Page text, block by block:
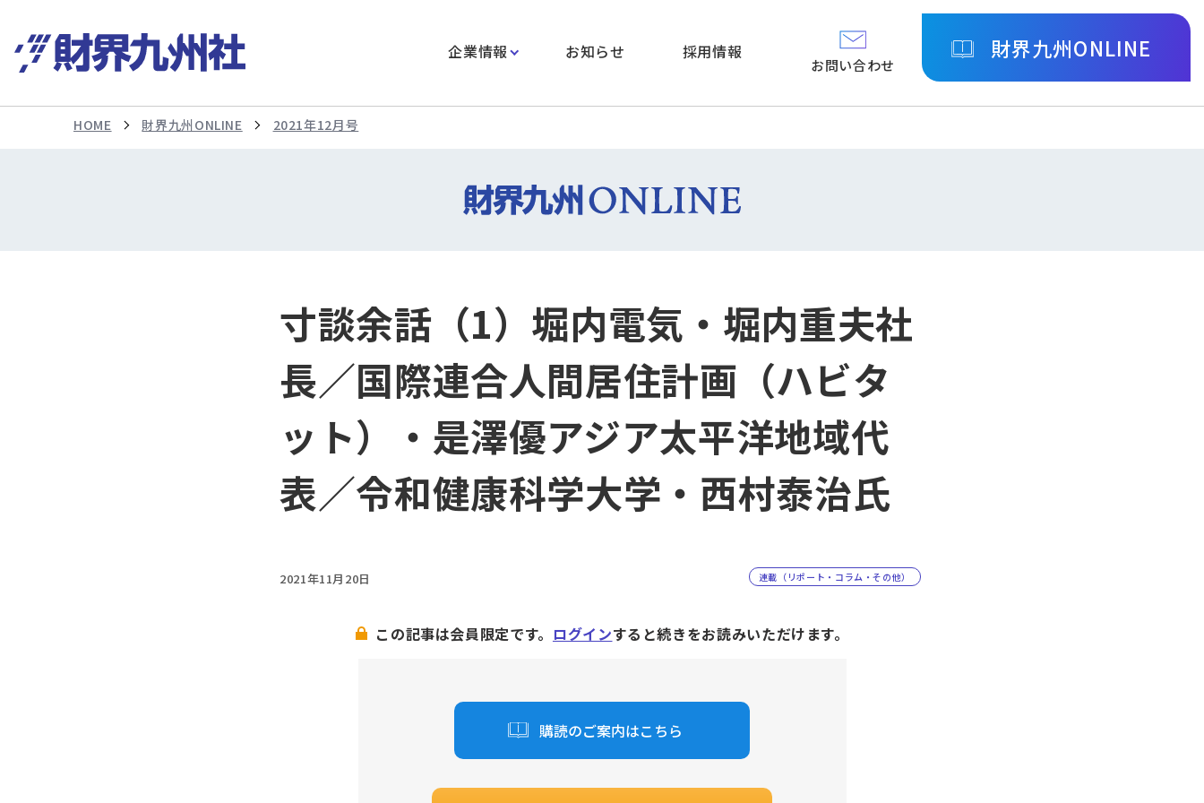
企業情報 お知らせ 採用情報
お問い合わせ
財界九州ONLINE
HOME 財界九州ONLINE 2021年12月号
寸談余話（1）堀内電気・堀内重夫社
長／国際連合人間居住計画（ハビタ
ット）・是澤優アジア太平洋地域代
表／令和健康科学大学・西村泰治氏
2021年11月20日 連載（リポート・コラム・その他）
この記事は会員限定です。 ログインすると続きをお読みいただけます。
購読のご案内はこちら